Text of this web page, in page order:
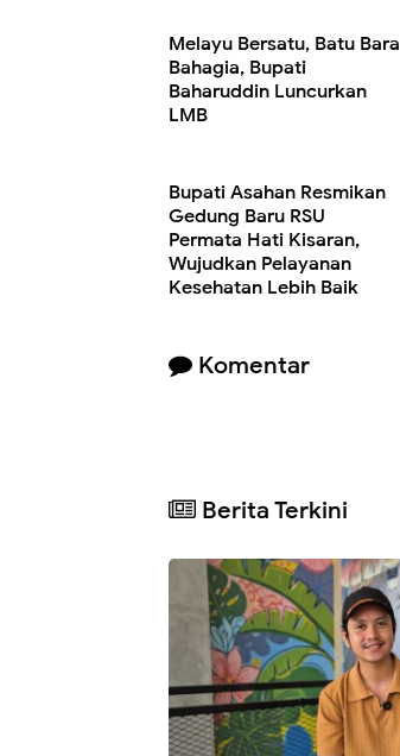
Melayu Bersatu, Batu Bara
Bahagia, Bupati
Baharuddin Luncurkan
LMB
Bupati Asahan Resmikan
Gedung Baru RSU
Permata Hati Kisaran,
Wujudkan Pelayanan
Kesehatan Lebih Baik
Komentar
Berita Terkini